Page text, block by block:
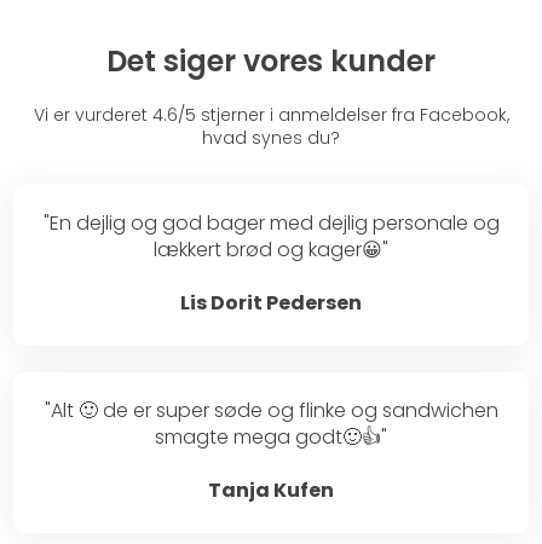
Det siger vores kunder
Vi er vurderet 4.6/5 stjerner i anmeldelser fra Facebook​​,
hvad synes du?
"En dejlig og god bager med dejlig personale og
lækkert brød og kager😀"
Lis Dorit Pedersen
"Alt 🙂 de er super søde og flinke og sandwichen
smagte mega godt🙂👍"
Tanja Kufen